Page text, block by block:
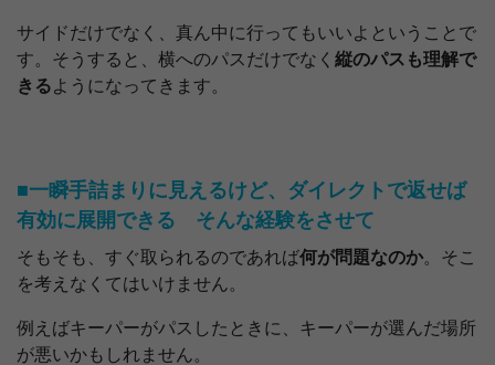
サイドだけでなく、真ん中に行ってもいいよということで
す。そうすると、横へのパスだけでなく 縦のパスも理解で
きるようになってきます。
■一瞬手詰まりに見えるけど、ダイレクトで返せば
有効に展開できる そんな経験をさせて
そもそも、すぐ取られるのであれば何が問題なのか。そこ
を考えなくてはいけません。
例えばキーパーがパスしたときに、キーパーが選んだ場所
が悪いかもしれません。